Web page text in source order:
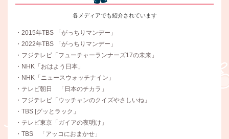
各メディアでも紹介されています
・2015年TBS 「がっちりマンデー」
・2022年TBS 「がっちりマンデー」
・フジテレビ「フューチャーランナーズ17の未来」
・NHK「おはよう日本」
・NHK「ニュースウォッチナイン」
・テレビ朝日 「日本のチカラ」
・フジテレビ「ウッチャンのクイズやさしいね」
・TBS [グッとラック」
・テレビ東京「ガイアの夜明け」
・TBS 「アッコにおまかせ」